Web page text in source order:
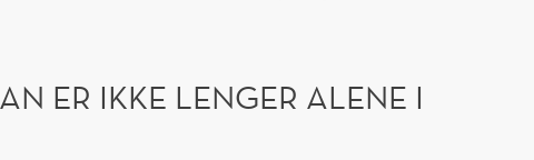
ER IKKE LENGER ALENE I